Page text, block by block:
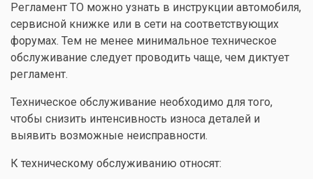
Регламент ТО можно узнать в инструкции автомобиля,
сервисной книжке или в сети на соответствующих
форумах. Тем не менее минимальное техническое
обслуживание следует проводить чаще, чем диктует
регламент.
Техническое обслуживание необходимо для того,
чтобы снизить интенсивность износа деталей и
выявить возможные неисправности.
К техническому обслуживанию относят: